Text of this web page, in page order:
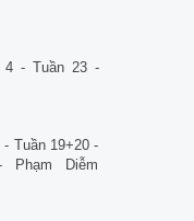
4 - Tuần 23 -
Tuần 19+20 -
Phạm Diễm